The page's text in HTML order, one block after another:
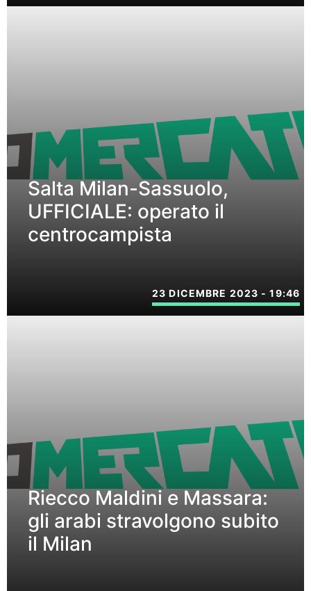
Salta Milan-Sassuolo,
UFFICIALE: operato il
centrocampista
23 DICEMBRE 2023 - 19:46
Riecco Maldini e Massara:
gli arabi stravolgono subito
il Milan